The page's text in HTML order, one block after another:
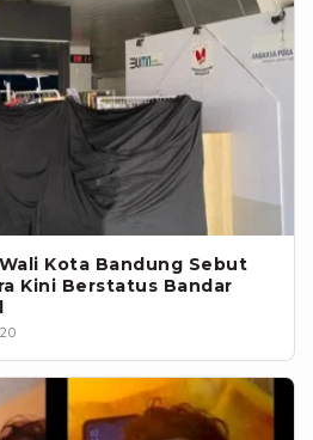
Kota Bandung Sebut
Kini Berstatus Bandar